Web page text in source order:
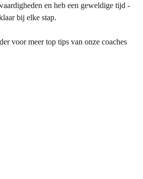
en heb een geweldige tijd -
bij elke stap.
voor meer top tips van onze coaches